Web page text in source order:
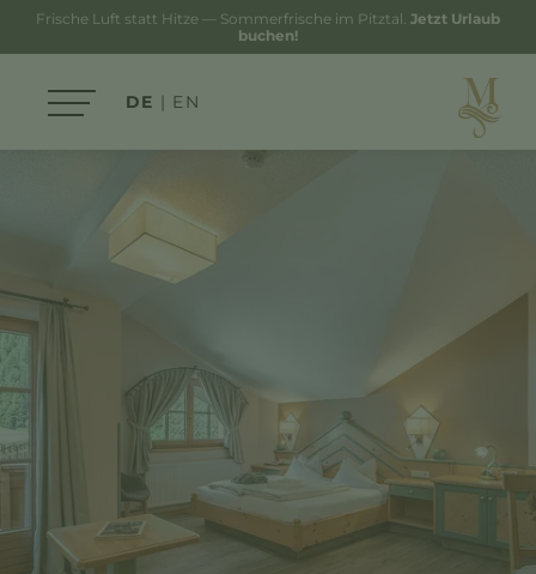
Frische Luft statt Hitze — Sommerfrische im Pitztal. Jetzt Urlaub
buchen!
DE EN